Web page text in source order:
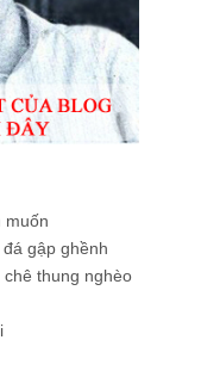
muốn
gập ghềnh
thung nghèo